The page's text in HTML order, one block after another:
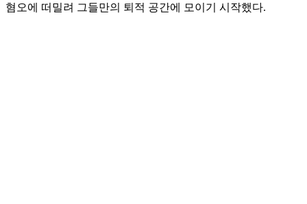
혐오에 떠밀려 그들만의 퇴적 공간에 모이기 시작했다.